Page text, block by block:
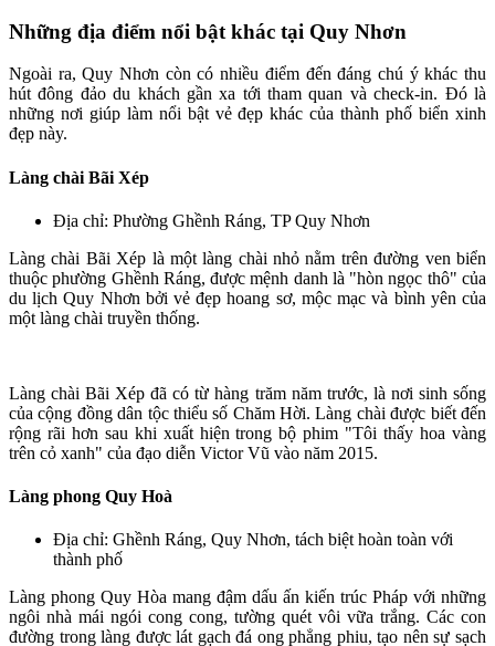
Những địa điểm nổi bật khác tại Quy Nhơn
Ngoài ra, Quy Nhơn còn có nhiều điểm đến đáng chú ý khác thu
hút đông đảo du khách gần xa tới tham quan và check-in. Đó là
những nơi giúp làm nổi bật vẻ đẹp khác của thành phố biển xinh
đẹp này.
Làng chài Bãi Xép
Địa chỉ: Phường Ghềnh Ráng, TP Quy Nhơn
Làng chài Bãi Xép là một làng chài nhỏ nằm trên đường ven biển
thuộc phường Ghềnh Ráng, được mệnh danh là "hòn ngọc thô" của
du lịch Quy Nhơn bởi vẻ đẹp hoang sơ, mộc mạc và bình yên của
một làng chài truyền thống.
Làng chài Bãi Xép đã có từ hàng trăm năm trước, là nơi sinh sống
của cộng đồng dân tộc thiểu số Chăm Hời. Làng chài được biết đến
rộng rãi hơn sau khi xuất hiện trong bộ phim "Tôi thấy hoa vàng
trên cỏ xanh" của đạo diễn Victor Vũ vào năm 2015.
Làng phong Quy Hoà
Địa chỉ: Ghềnh Ráng, Quy Nhơn, tách biệt hoàn toàn với
thành phố
Làng phong Quy Hòa mang đậm dấu ấn kiến trúc Pháp với những
ngôi nhà mái ngói cong cong, tường quét vôi vữa trắng. Các con
đường trong làng được lát gạch đá ong phẳng phiu, tạo nên sự sạch